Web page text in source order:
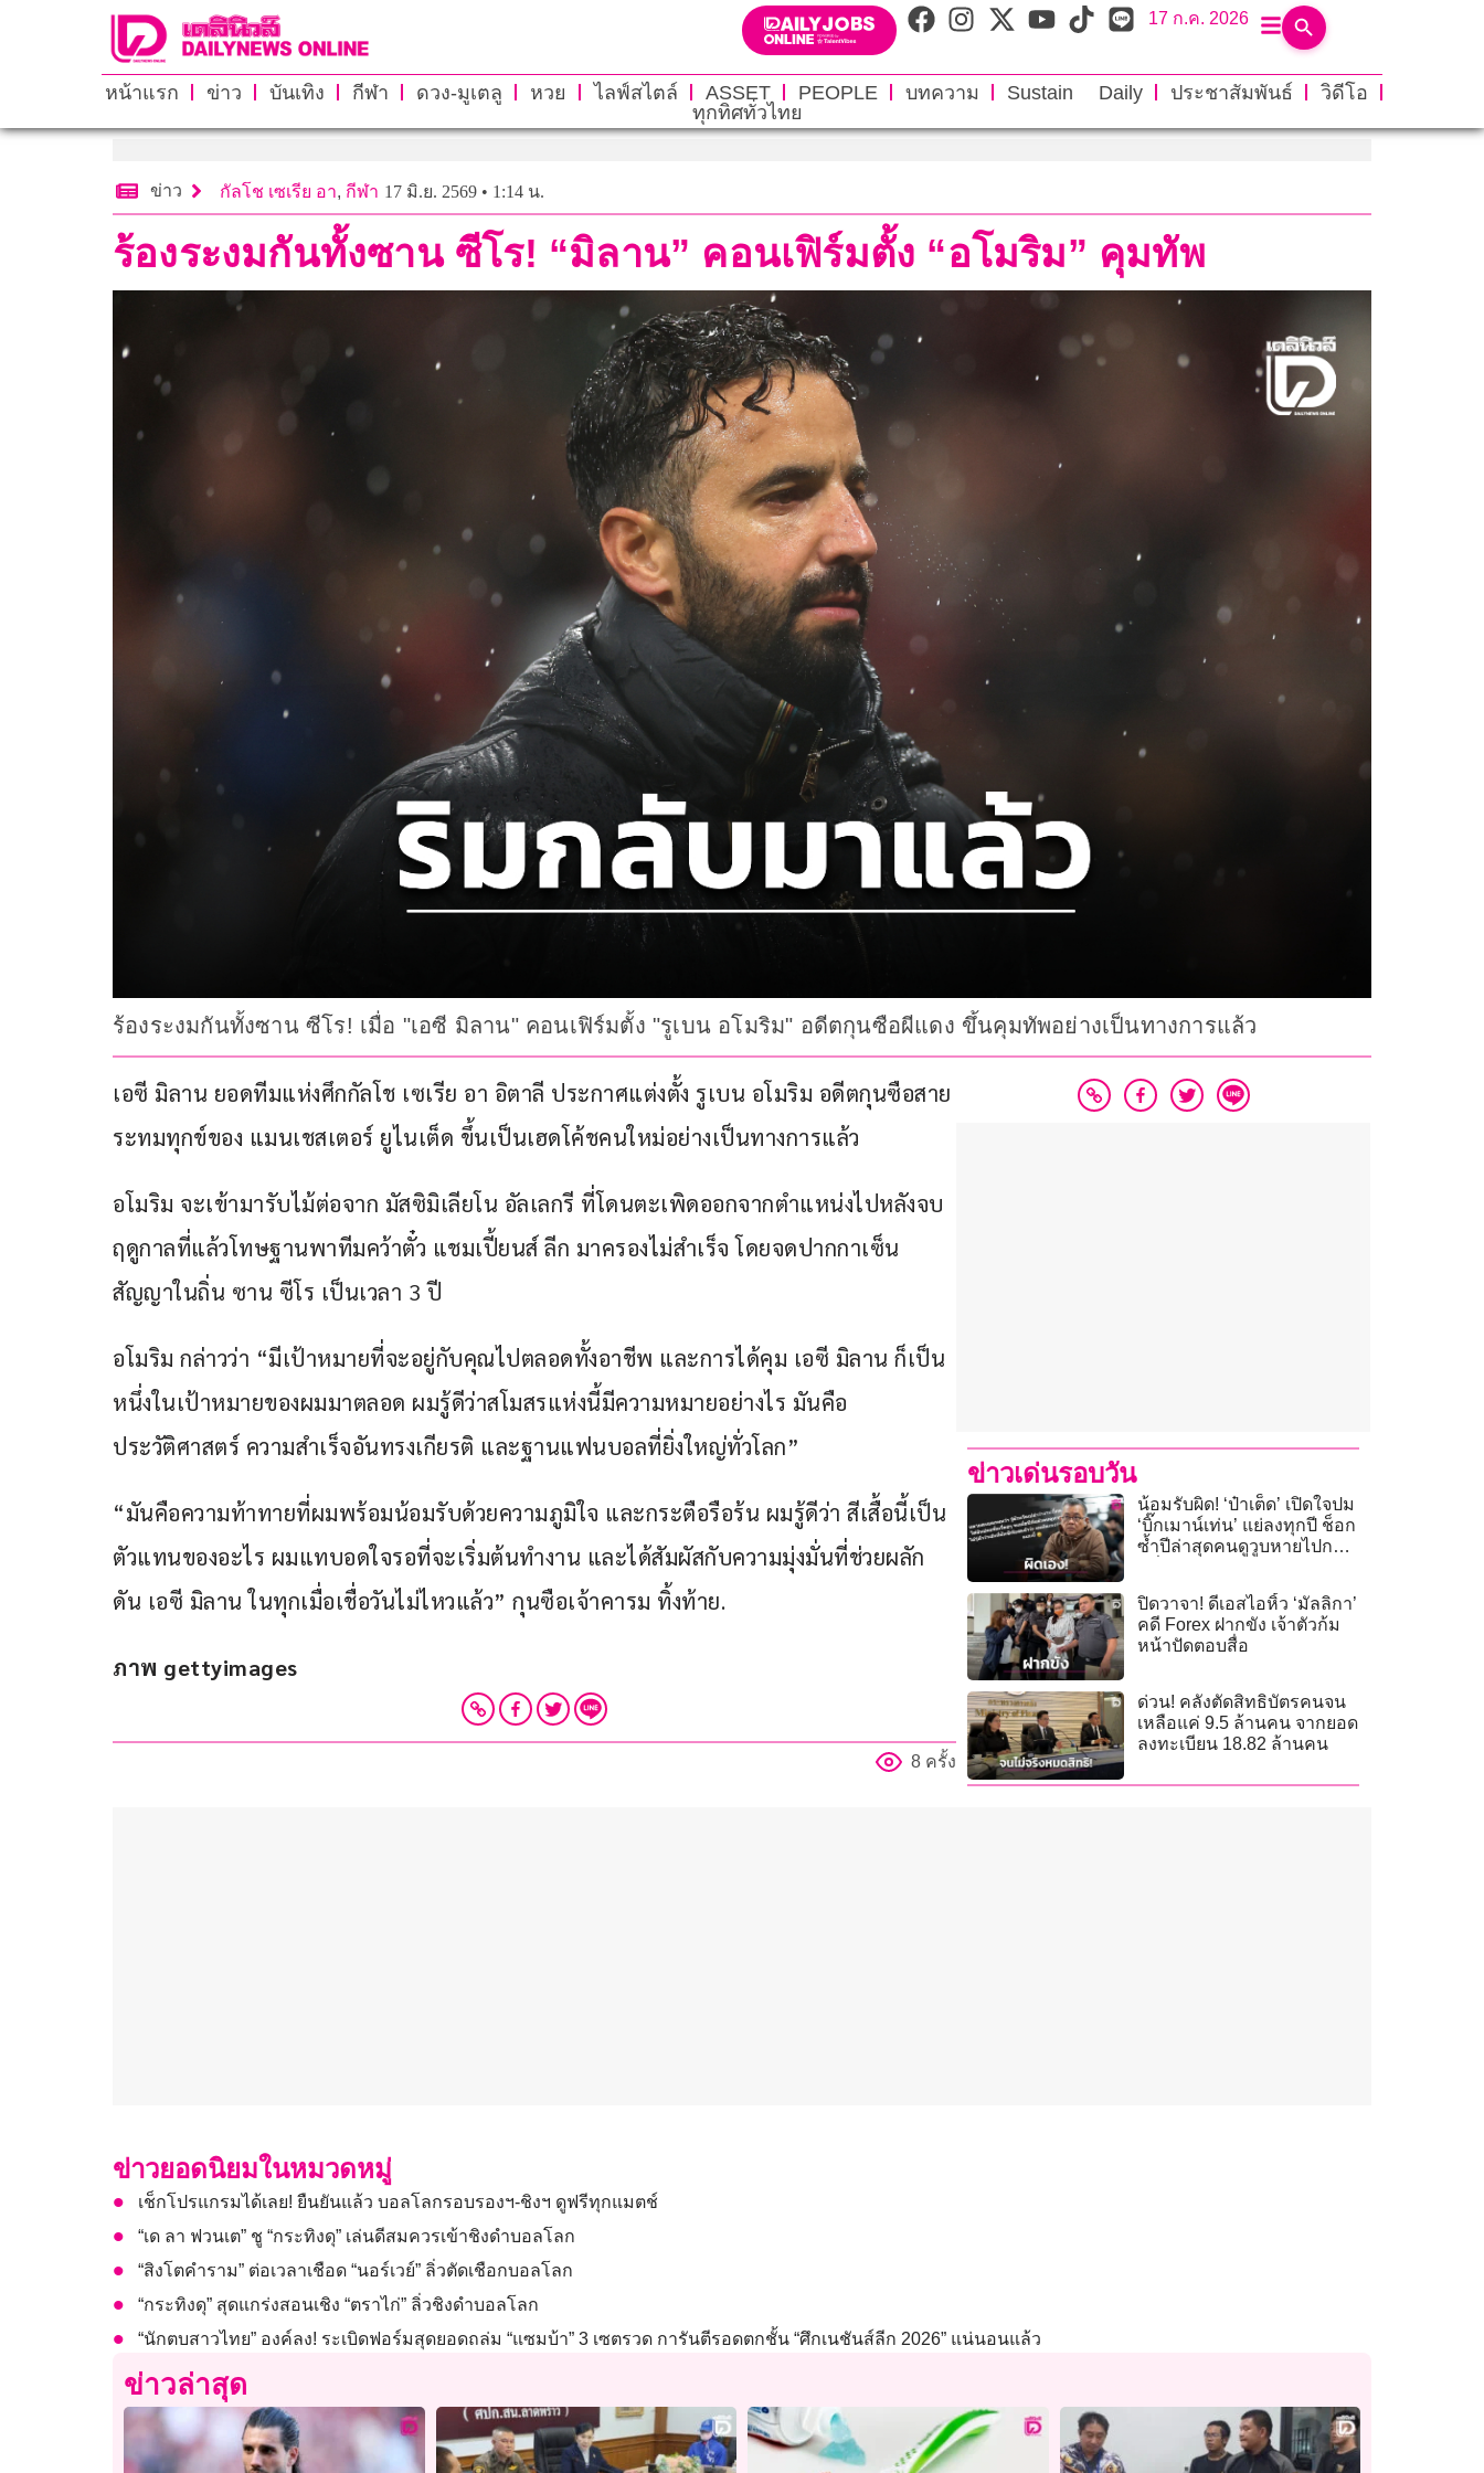
17 ก.ค. 2026
หน้าแรก ข่าว บันเทิง กีฬา ดวง-มูเตลู หวย ไลฟ์สไตล์ ASSET PEOPLE บทความ Sustain Daily ประชาสัมพันธ์
วิดีโอ
ทุกทิศทั่วไทย
ข่าว กัลโช เซเรีย อา, กีฬา 17 มิ.ย. 2569 • 1:14 น.
ร้องระงมกันทั้งซาน ซีโร! “มิลาน” คอนเฟิร์มตั้ง “อโมริม” คุมทัพ
ร้องระงมกันทั้งซาน ซีโร! เมื่อ "เอซี มิลาน" คอนเฟิร์มตั้ง "รูเบน อโมริม" อดีตกุนซือผีแดง ขึ้นคุมทัพอย่างเป็นทางการแล้ว
เอซี มิลาน ยอดทีมแห่งศึกกัลโช เซเรีย อา อิตาลี ประกาศแต่งตั้ง รูเบน อโมริม อดีตกุนซือสาย
ระทมทุกข์ของ แมนเชสเตอร์ ยูไนเต็ด ขึ้นเป็นเฮดโค้ชคนใหม่อย่างเป็นทางการแล้ว
อโมริม จะเข้ามารับไม้ต่อจาก มัสซิมิเลียโน อัลเลกรี ที่โดนตะเพิดออกจากตำแหน่งไปหลังจบ
ฤดูกาลที่แล้วโทษฐานพาทีมคว้าตั๋ว แชมเปี้ยนส์ ลีก มาครองไม่สำเร็จ โดยจดปากกาเซ็น
สัญญาในถิ่น ซาน ซีโร เป็นเวลา 3 ปี
อโมริม กล่าวว่า “มีเป้าหมายที่จะอยู่กับคุณไปตลอดทั้งอาชีพ และการได้คุม เอซี มิลาน ก็เป็น
หนึ่งในเป้าหมายของผมมาตลอด ผมรู้ดีว่าสโมสรแห่งนี้มีความหมายอย่างไร มันคือ
ประวัติศาสตร์ ความสำเร็จอันทรงเกียรติ และฐานแฟนบอลที่ยิ่งใหญ่ทั่วโลก”
“มันคือความท้าทายที่ผมพร้อมน้อมรับด้วยความภูมิใจ และกระตือรือร้น ผมรู้ดีว่า สีเสื้อนี้เป็น
ตัวแทนของอะไร ผมแทบอดใจรอที่จะเริ่มต้นทำงาน และได้สัมผัสกับความมุ่งมั่นที่ช่วยผลัก
ดัน เอซี มิลาน ในทุกเมื่อเชื่อวันไม่ไหวแล้ว” กุนซือเจ้าคารม ทิ้งท้าย.
ภาพ gettyimages
8 ครั้ง
ข่าวเด่นรอบวัน
น้อมรับผิด! ‘ป๋าเต็ด’ เปิดใจปม
‘บิ๊กเมาน์เท่น’ แย่ลงทุกปี ช็อก
ซ้ำปีล่าสุดคนดูวูบหายไปกว่า
ปิดวาจา! ดีเอสไอหิ้ว ‘มัลลิกา’
คดี Forex ฝากขัง เจ้าตัวก้ม
หน้าปัดตอบสื่อ
ด่วน! คลังตัดสิทธิบัตรคนจน
เหลือแค่ 9.5 ล้านคน จากยอด
ลงทะเบียน 18.82 ล้านคน
ข่าวยอดนิยมในหมวดหมู่
เช็กโปรแกรมได้เลย! ยืนยันแล้ว บอลโลกรอบรองฯ-ชิงฯ ดูฟรีทุกแมตช์
“เด ลา ฟวนเต” ชู “กระทิงดุ” เล่นดีสมควรเข้าชิงดำบอลโลก
“สิงโตคำราม” ต่อเวลาเชือด “นอร์เวย์” ลิ่วตัดเชือกบอลโลก
“กระทิงดุ” สุดแกร่งสอนเชิง “ตราไก่” ลิ่วชิงดำบอลโลก
“นักตบสาวไทย” องค์ลง! ระเบิดฟอร์มสุดยอดถล่ม “แซมบ้า” 3 เซตรวด การันตีรอดตกชั้น “ศึกเนชันส์ลีก 2026” แน่นอนแล้ว
ข่าวล่าสุด